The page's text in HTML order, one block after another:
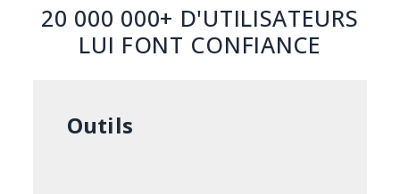
20 000 000+ D'UTILISATEURS
LUI FONT CONFIANCE
Outils